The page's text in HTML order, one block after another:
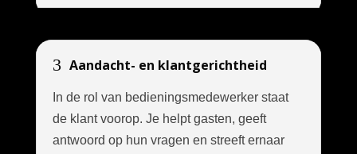
3 Aandacht- en klantgerichtheid
In de rol van bedieningsmedewerker staat
de klant voorop. Je helpt gasten, geeft
antwoord op hun vragen en streeft ernaar